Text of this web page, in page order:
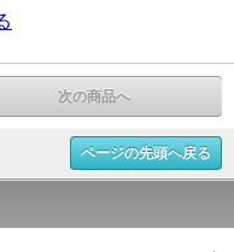
次の商品へ
ページの先頭へ戻る